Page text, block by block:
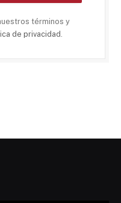
términos y
de privacidad